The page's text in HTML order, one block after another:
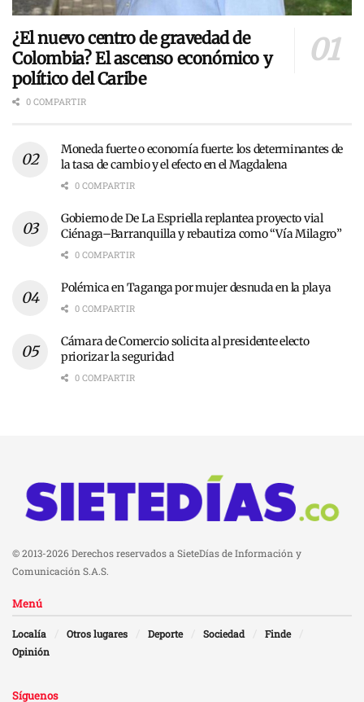
¿El nuevo centro de gravedad de
Colombia? El ascenso económico y
político del Caribe
0 COMPARTIR
Moneda fuerte o economía fuerte: los determinantes de
la tasa de cambio y el efecto en el Magdalena
0 COMPARTIR
Gobierno de De La Espriella replantea proyecto vial
Ciénaga–Barranquilla y rebautiza como “Vía Milagro”
0 COMPARTIR
Polémica en Taganga por mujer desnuda en la playa
0 COMPARTIR
Cámara de Comercio solicita al presidente electo
priorizar la seguridad
0 COMPARTIR
© 2013-2026 Derechos reservados a SieteDías de Información y
Comunicación S.A.S.
Menú
Localía Otros lugares Deporte Sociedad
Finde
Opinión
Síguenos